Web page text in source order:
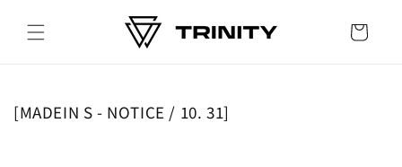
content
Cart
[MADEIN S - NOTICE / 10. 31]